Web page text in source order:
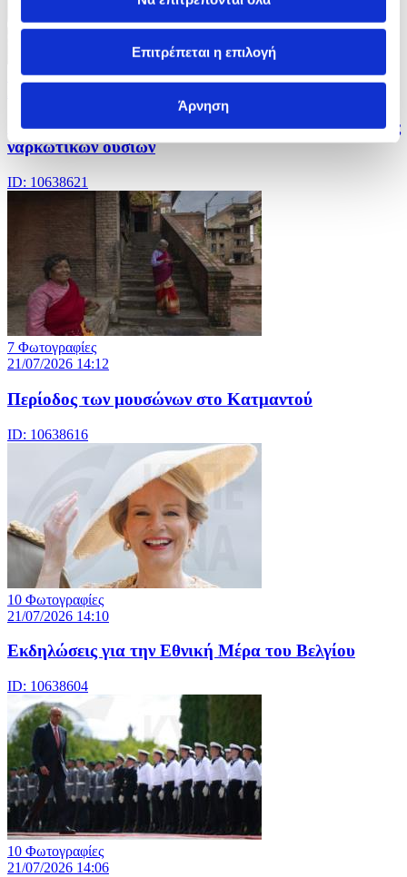
Επιτρέπεται η επιλογή
Άρνηση
12 Φωτογραφίες
Οι αρχές της Καμπότζης καταστρέφουν πέντε τόνους
ναρκωτικών ουσιών
ID: 10638621
7 Φωτογραφίες
21/07/2026 14:12
Περίοδος των μουσώνων στο Κατμαντού
ID: 10638616
10 Φωτογραφίες
21/07/2026 14:10
Eκδηλώσεις για την Εθνική Μέρα του Βελγίου
ID: 10638604
10 Φωτογραφίες
21/07/2026 14:06